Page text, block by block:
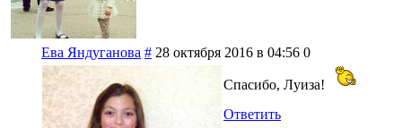
Ева Яндуганова # 28 октября 2016 в 04:56 0
Спасибо, Луиза!
Ответить